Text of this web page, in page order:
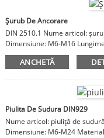
Șurub De Ancorare
DIN 2510.1 Nume articol:
Dimensiune: M6-M16
carbon
ANCHETĂ
Piulita De Sudura DIN929
Nume articol: piuliță de
Dimensiune: M6-M24